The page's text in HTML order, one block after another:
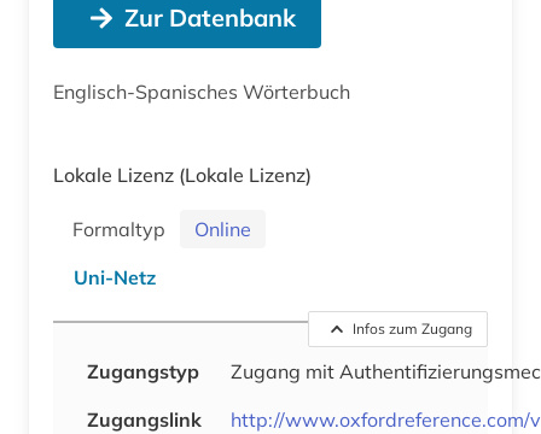
Zur Datenbank
Englisch-Spanisches Wörterbuch
Lokale Lizenz (Lokale Lizenz)
Formaltyp
Online
Uni-Netz
Infos zum Zugang
Zugangstyp
Zugang mit
Zugangslink
http://